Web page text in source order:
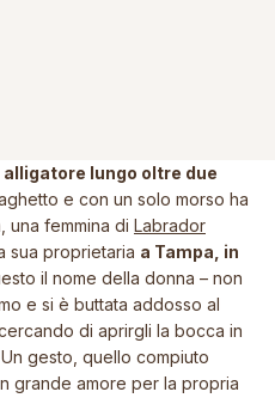
alligatore lungo oltre due
e con un solo morso ha
una femmina di Labrador
sua proprietaria a Tampa, in
il nome della donna – non
e si è buttata addosso al
di aprirgli la bocca in
Un gesto, quello compiuto
grande amore per la propria